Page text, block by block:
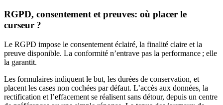
RGPD, consentement et preuves: où placer le
curseur ?
Le RGPD impose le consentement éclairé, la finalité claire et la
preuve disponible. La conformité n’entrave pas la performance ; elle
la garantit.
Les formulaires indiquent le but, les durées de conservation, et
placent les cases non cochées par défaut. L’accès aux données, la
rectification et l’effacement se réalisent sans détour, depuis un centre